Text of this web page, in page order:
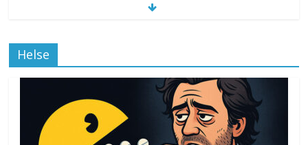
Drone stopper flytrafikken i Stockholm,
ekspert mistenker MDG
Helse